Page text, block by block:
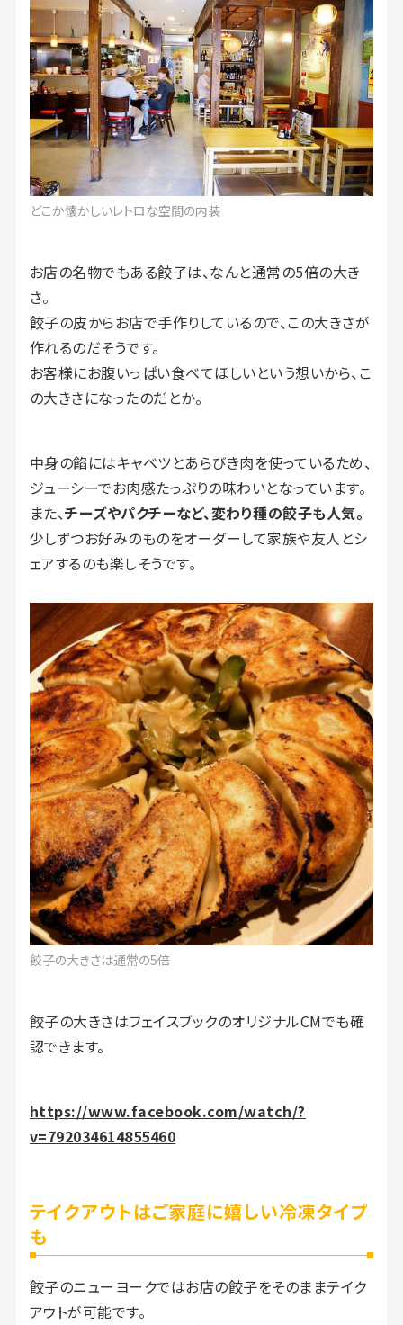
どこか懐かしいレトロな空間の内装
お店の名物でもある餃子は、なんと通常の5倍の大き
さ。
餃子の皮からお店で手作りしているので、この大きさが
作れるのだそうです。
お客様にお腹いっぱい食べてほしいという想いから、こ
の大きさになったのだとか。
中身の餡にはキャベツとあらびき肉を使っているため、
ジューシーでお肉感たっぷりの味わいとなっています。
また、チーズやパクチーなど、変わり種の餃子も人気。
少しずつお好みのものをオーダーして家族や友人とシ
ェアするのも楽しそうです。
餃子の大きさは通常の5倍
餃子の大きさはフェイスブックのオリジナルCMでも確
認できます。
https://www.facebook.com/watch/?
v=792034614855460
テイクアウトはご家庭に嬉しい冷凍タイプ
も
餃子のニューヨークではお店の餃子をそのままテイク
アウトが可能です。